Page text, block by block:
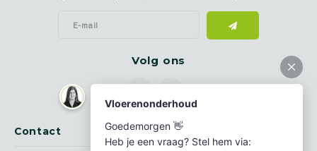
Contact
Volg ons